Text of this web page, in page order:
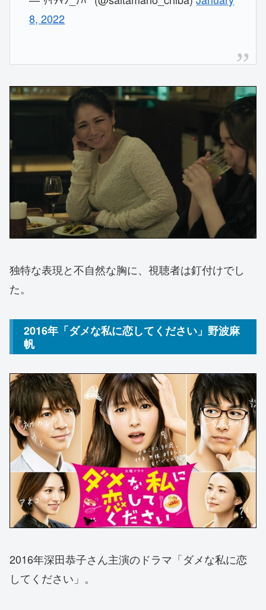
8, 2022
独特な表現と不自然な胸に、視聴者は釘付けでし
た。
2016年「ダメな私に恋してください」野波麻
帆
2016年深田恭子さん主演のドラマ「ダメな私に恋
してください」。